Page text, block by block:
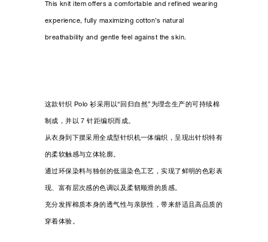
This knit item offers a comfortable and refined wearing
experience, fully maximizing cotton’s natural
breathability and gentle feel against the skin.
这款针织 Polo 衫采用以“回归自然”为理念生产的可持续棉
制成，并以 7 针距编织而成。
从衣身到下摆采用全成型针织机一体编织，呈现出针织特有
的柔软触感与立体轮廓。
通过环保染料与独创的低温染色工艺，实现了鲜明的色彩表
现、富有层次感的色调以及柔韧顺滑的质感。
充分发挥棉质本身的透气性与亲肤性，带来舒适且高品质的
穿着体验。